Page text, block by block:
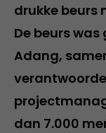
drukke beurs
De beurs was
Adang,
dan 7.000